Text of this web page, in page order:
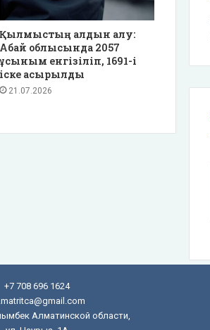
Қылмыстың алдын алу:
Абай облысында 2057
ұсыным енгізіліп, 1691-і
іске асырылды
21.07.2026
+7 708 696 1624
Алматинской области,